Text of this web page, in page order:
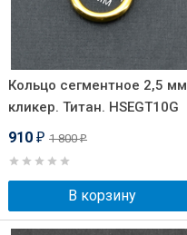
Кольцо сегментное 2,5 мм
кликер. Титан. HSEGT10G
910 ₽ 1 800₽
В корзину